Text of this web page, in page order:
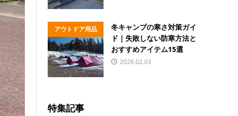
アウトドア用品
冬キャンプの寒さ対策ガイ
ド｜失敗しない防寒方法と
おすすめアイテム15選
2026.02.03
特集記事